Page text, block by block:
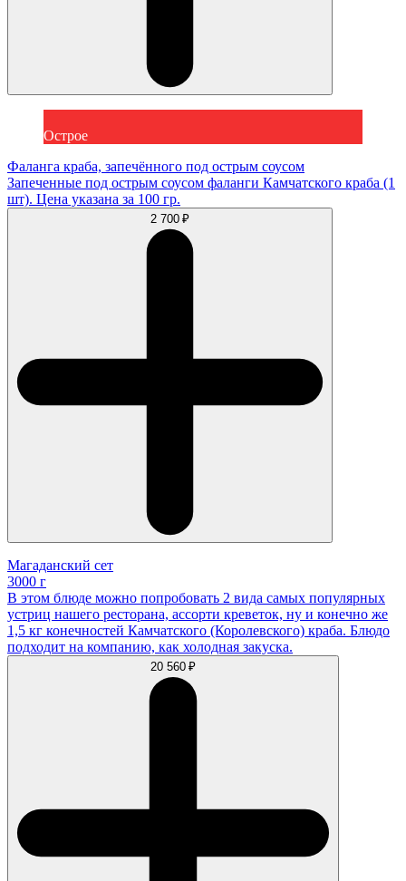
Острое
Фаланга краба, запечённого под острым соусом
Запеченные под острым соусом фаланги Камчатского краба (1
шт). Цена указана за 100 гр.
2 700 ₽
Магаданский сет
3000 г
В этом блюде можно попробовать 2 вида самых популярных
устриц нашего ресторана, ассорти креветок, ну и конечно же
1,5 кг конечностей Камчатского (Королевского) краба. Блюдо
подходит на компанию, как холодная закуска.
20 560 ₽